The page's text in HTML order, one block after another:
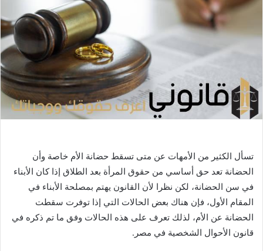
د
ت
ر
ي
تسأل الكثير من الأمهات عن متى تسقط حضانة الأم خاصة وأن
الحضانة تعد حق أساسي من حقوق المرأة بعد الطلاق إذا كان الأبناء
في سن الحضانة، لكن نظرا لأن القانون يهتم بمصلحة الأبناء في
المقام الأول، فإن هناك بعض الحالات التي إذا توفرت سقطت
الحضانة عن الأم، لذلك تعرف على هذه الحالات وفق ما تم ذكره في
قانون الأحوال الشخصية في مصر.